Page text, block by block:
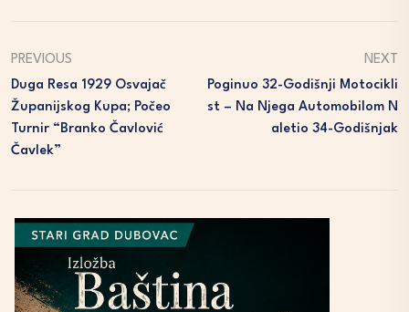
PREVIOUS
Duga Resa 1929 Osvajač
Županijskog Kupa; Počeo
Turnir “Branko Čavlović
Čavlek”
NEXT
Poginuo 32-Godišnji Motocikli
St – Na Njega Automobilom N
Aletio 34-Godišnjak